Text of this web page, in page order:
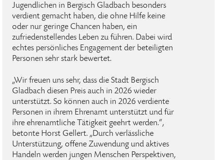
Jugendlichen in Bergisch Gladbach besonders
verdient gemacht haben, die ohne Hilfe keine
oder nur geringe Chancen haben, ein
zufriedenstellendes Leben zu führen. Dabei wird
echtes persönliches Engagement der beteiligten
Personen sehr stark bewertet.
„Wir freuen uns sehr, dass die Stadt Bergisch
Gladbach diesen Preis auch in 2026 wieder
unterstützt. So können auch in 2026 verdiente
Personen in ihrem Ehrenamt unterstützt und für
ihre ehrenamtliche Tätigkeit geehrt werden.“,
betonte Horst Gellert. „Durch verlässliche
Unterstützung, offene Zuwendung und aktives
Handeln werden jungen Menschen Perspektiven,